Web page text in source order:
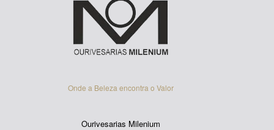
be
chosen
on
product
Onde a Beleza encontra o Valor
Ourivesarias Milenium